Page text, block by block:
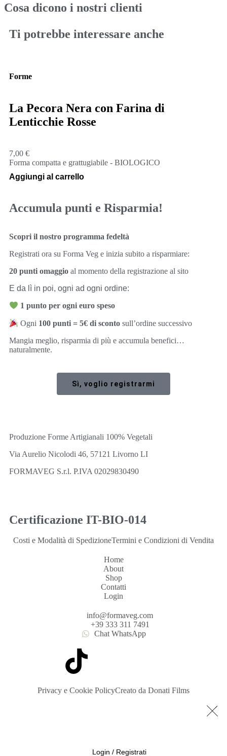
Cosa dicono i nostri clienti
Ti potrebbe interessare anche
Forme
La Pecora Nera con Farina di
Lenticchie Rosse
7,00 €
Forma compatta e grattugiabile - BIOLOGICO
Aggiungi al carrello
Accumula punti e Risparmia!
Scopri il nostro programma fedeltà
Registrati ora su Forma Veg e inizia subito a risparmiare:
20 punti omaggio al momento della registrazione al sito
E da lì in poi, ogni ad ogni ordine:
1 punto per ogni euro speso
Ogni 100 punti = 5€ di sconto sull’ordine successivo
Mangia meglio, risparmia di più e accumula benefici…
naturalmente.
Sì, voglio registrarmi
Produzione Forme Artigianali 100% Vegetali
Via Aurelio Nicolodi 46, 57121 Livorno LI
FORMAVEG S.r.l. P.IVA 02029830490
Certificazione IT-BIO-014
Costi e Modalità di SpedizioneTermini e Condizioni di Vendita
Home
About
Shop
Contatti
Login
info@formaveg.com
+39 333 311 7491
Chat WhatsApp
Privacy e Cookie PolicyCreato da Donati Films
Login / Registrati